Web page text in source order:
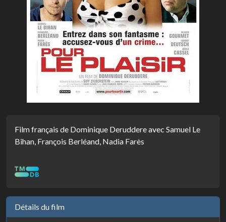
Film français de Dominique Deruddere avec Samuel Le
Bihan, François Berléand, Nadia Farès
Détails du film